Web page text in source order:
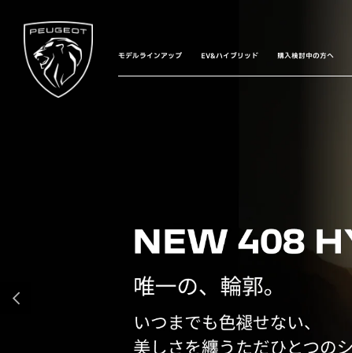
モデルラインアップ EV&ハイブリッド 購入検討中の方へ